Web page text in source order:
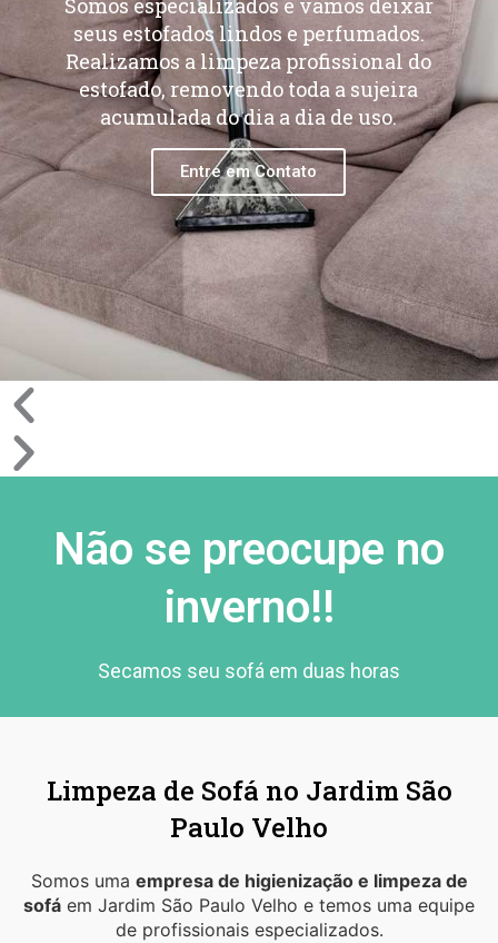
seus estofados lindos e perfumados.
Realizamos a limpeza profissional do
estofado, removendo toda a sujeira
acumulada do dia a dia de uso.
Entre em Contato
Não se preocupe no
inverno!!
Secamos seu sofá em duas horas
Limpeza de Sofá no Jardim São
Paulo Velho
Somos uma empresa de higienização e limpeza de
sofá em Jardim São Paulo Velho e temos uma equipe
de profissionais especializados.